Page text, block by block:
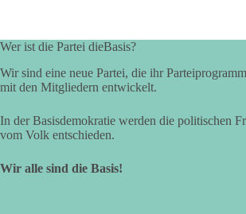
Wer ist die Partei dieBasis?
Wir sind eine neue Partei, die ihr
mit den Mitgliedern entwickelt.
In der Basisdemokratie werden die politischen
vom Volk entschieden.
Wir alle sind die Basis!